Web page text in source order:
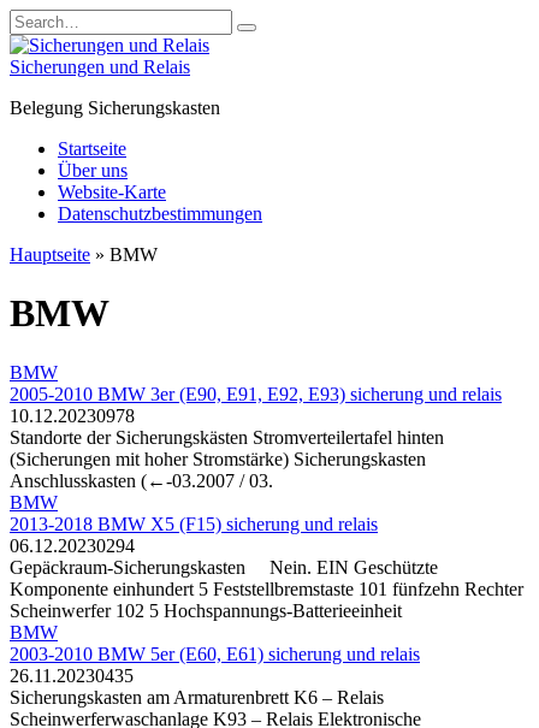
Skip
to
content
Search
for:
Sicherungen und Relais
Belegung Sicherungskasten
Startseite
Über uns
Website-Karte
Datenschutzbestimmungen
Hauptseite » BMW
BMW
BMW
2005-2010 BMW 3er (E90, E91, E92, E93) sicherung und relais
10.12.20230978
Standorte der Sicherungskästen Stromverteilertafel hinten
(Sicherungen mit hoher Stromstärke) Sicherungskasten
Anschlusskasten (←-03.2007 / 03.
BMW
2013-2018 BMW X5 (F15) sicherung und relais
06.12.20230294
Gepäckraum-Sicherungskasten Nein. EIN Geschützte
Komponente einhundert 5 Feststellbremstaste 101 fünfzehn Rechter
Scheinwerfer 102 5 Hochspannungs-Batterieeinheit
BMW
2003-2010 BMW 5er (E60, E61) sicherung und relais
26.11.20230435
Sicherungskasten am Armaturenbrett K6 – Relais
Scheinwerferwaschanlage K93 – Relais Elektronische